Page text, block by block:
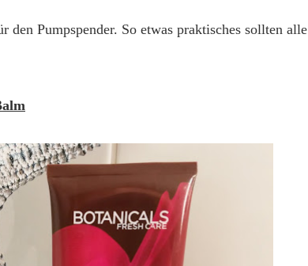
Pumpspender. So etwas praktisches sollten alle